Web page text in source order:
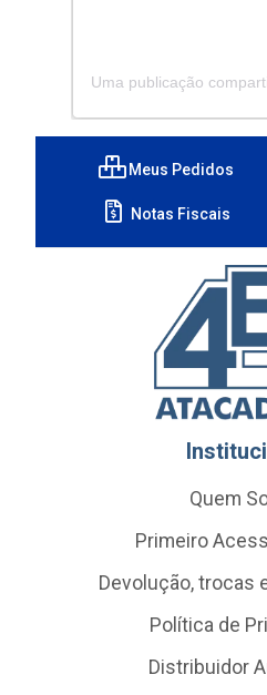
Meus Pedidos
Notas Fiscais
Quem
Primeiro
Devolução, trocas
Política de
Distribuidor